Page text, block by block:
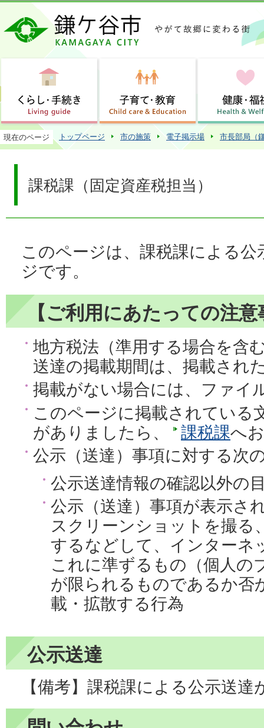
この
現在のページ トップページ 市の施策 電子掲示場 市長部局（
課税課（固定資産税担当）
このページは、課税課による
ジです。
【ご利用にあたっての注意
地方税法（準用する場合を含
送達の掲載期間は、掲載され
掲載がない場合には、ファイ
このページに掲載されている
がありましたら、
課税課へ
公示（送達）事項に対する次
公示送達情報の確認以外の
公示（送達）事項が表示さ
スクリーンショットを撮る
するなどして、インターネ
これに準ずるもの（個人の
が限られるものであるか否
載・拡散する行為
公示送達
【備考】課税課による公示送